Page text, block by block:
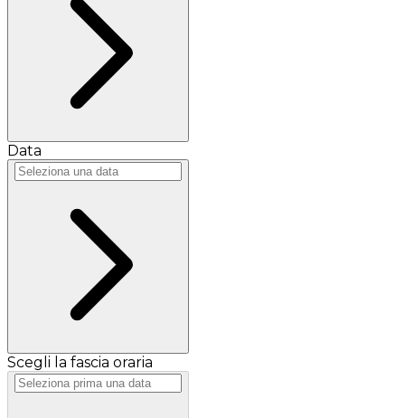
Data
Scegli la fascia oraria